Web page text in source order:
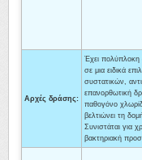
Αρχές δράσης:
Έχει
σε μια ειδικά
συστατικών,
επανορθωτική
παθογόνο
βελτιώνει τη
Συνιστάται για
βακτηριακή